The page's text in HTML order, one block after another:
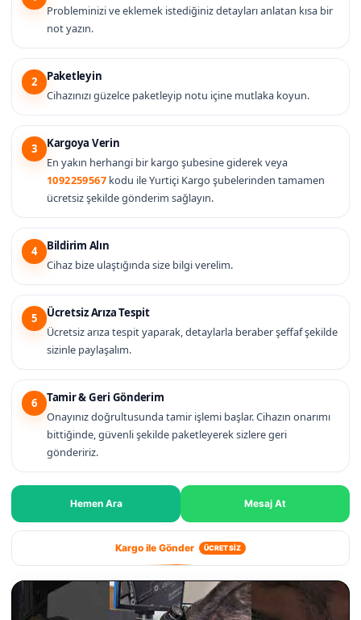
Probleminizi ve eklemek istediğiniz detayları anlatan kısa bir
not yazın.
2
Paketleyin
Cihazınızı güzelce paketleyip notu içine mutlaka koyun.
3
Kargoya Verin
En yakın herhangi bir kargo şubesine giderek veya
1092259567 kodu ile Yurtiçi Kargo şubelerinden tamamen
ücretsiz şekilde gönderim sağlayın.
4
Bildirim Alın
Cihaz bize ulaştığında size bilgi verelim.
5
Ücretsiz Arıza Tespit
Ücretsiz arıza tespit yaparak, detaylarla beraber şeffaf şekilde
sizinle paylaşalım.
6
Tamir & Geri Gönderim
Onayınız doğrultusunda tamir işlemi başlar. Cihazın onarımı
bittiğinde, güvenli şekilde paketleyerek sizlere geri
göndeririz.
Hemen Ara Mesaj At
Kargo ile Gönder ÜCRETSİZ